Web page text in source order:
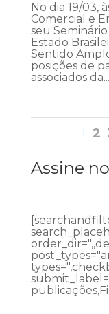
No dia 19/03,
Comercial e
seu
Estado
Sentido
posições de
associados da...
1 2
Assine